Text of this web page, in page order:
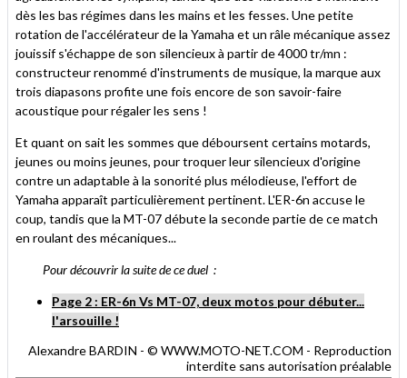
dès les bas régimes dans les mains et les fesses. Une petite
rotation de l'accélérateur de la Yamaha et un râle mécanique assez
jouissif s'échappe de son silencieux à partir de 4000 tr/mn :
constructeur renommé d'instruments de musique, la marque aux
trois diapasons profite une fois encore de son savoir-faire
acoustique pour régaler les sens !
Et quant on sait les sommes que déboursent certains motards,
jeunes ou moins jeunes, pour troquer leur silencieux d'origine
contre un adaptable à la sonorité plus mélodieuse, l'effort de
Yamaha apparaît particulièrement pertinent. L'ER-6n accuse le
coup, tandis que la MT-07 débute la seconde partie de ce match
en roulant des mécaniques...
Pour découvrir la suite de ce duel :
Page 2 : ER-6n Vs MT-07, deux motos pour débuter...
l'arsouille !
Alexandre BARDIN - © WWW.MOTO-NET.COM - Reproduction
interdite sans autorisation préalable